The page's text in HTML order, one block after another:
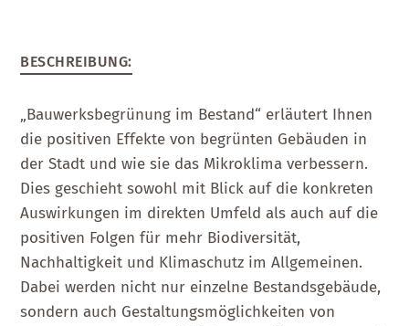
BESCHREIBUNG:
„Bauwerksbegrünung im Bestand“ erläutert Ihnen
die positiven Effekte von begrünten Gebäuden in
der Stadt und wie sie das Mikroklima verbessern.
Dies geschieht sowohl mit Blick auf die konkreten
Auswirkungen im direkten Umfeld als auch auf die
positiven Folgen für mehr Biodiversität,
Nachhaltigkeit und Klimaschutz im Allgemeinen.
Dabei werden nicht nur einzelne Bestandsgebäude,
sondern auch Gestaltungsmöglichkeiten von